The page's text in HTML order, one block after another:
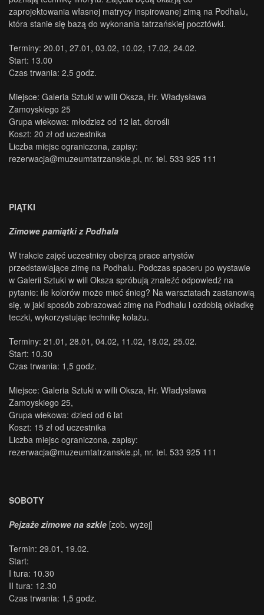
zaprojektowania własnej matrycy inspirowanej zimą na Podhalu,
która stanie się bazą do wykonania tatrzańskiej pocztówki.
Terminy: 20.01, 27.01, 03.02, 10.02, 17.02, 24.02.
Start: 13.00
Czas trwania: 2,5 godz.
Miejsce: Galeria Sztuki w willi Oksza, Hr. Władysława
Zamoyskiego 25
Grupa wiekowa: młodzież od 12 lat, dorośli
Koszt: 20 zł od uczestnika
Liczba miejsc ograniczona, zapisy:
rezerwacja@muzeumtatrzanskie.pl, nr. tel. 533 925 111
PIĄTKI
Zimowe pamiątki z Podhala
W trakcie zajęć uczestnicy obejrzą prace artystów
przedstawiające zimę na Podhalu. Podczas spaceru po wystawie
w Galerii Sztuki w wili Oksza spróbują znaleźć odpowiedź na
pytanie: ile kolorów może mieć śnieg? Na warsztatach zastanowią
się, w jaki sposób zobrazować zimę na Podhalu i ozdobią okładkę
teczki, wykorzystując technikę kolażu.
Terminy: 21.01, 28.01, 04.02, 11.02, 18.02, 25.02.
Start: 10.30
Czas trwania: 1,5 godz.
Miejsce: Galeria Sztuki w willi Oksza, Hr. Władysława
Zamoyskiego 25,
Grupa wiekowa: dzieci od 6 lat
Koszt: 15 zł od uczestnika
Liczba miejsc ograniczona, zapisy:
rezerwacja@muzeumtatrzanskie.pl, nr. tel. 533 925 111
SOBOTY
Pejzaże zimowe na szkle [zob. wyżej]
Termin: 29.01, 19.02.
Start:
I tura: 10.30
II tura: 12.30
Czas trwania: 1,5 godz.